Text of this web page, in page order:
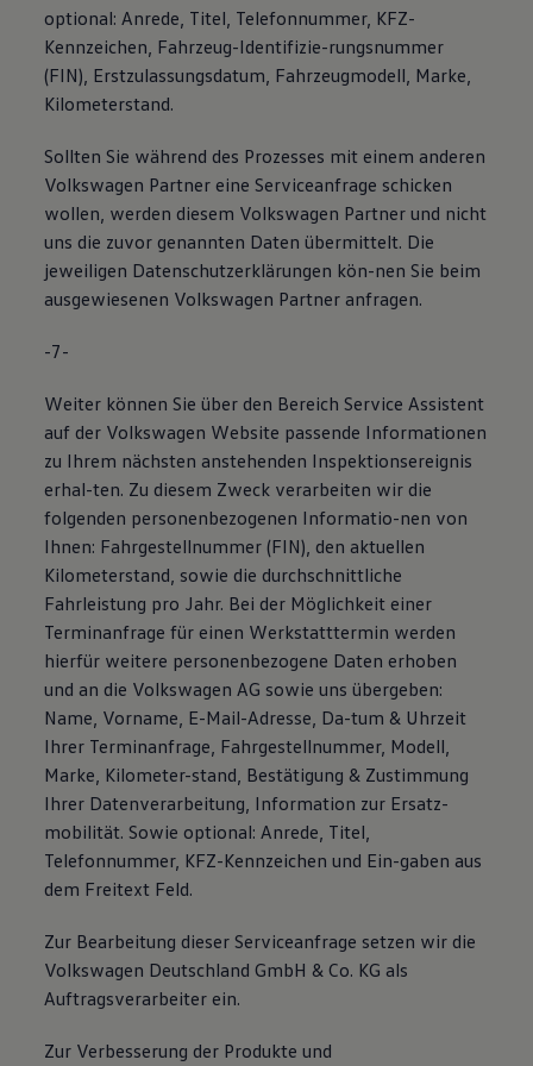
optional: Anrede, Titel, Telefonnummer, KFZ-
Kennzeichen, Fahrzeug-Identifizie-rungsnummer
(FIN), Erstzulassungsdatum, Fahrzeugmodell, Marke,
Kilometerstand.
Sollten Sie während des Prozesses mit einem anderen
Volkswagen Partner eine Serviceanfrage schicken
wollen, werden diesem Volkswagen Partner und nicht
uns die zuvor genannten Daten übermittelt. Die
jeweiligen Datenschutzerklärungen kön-nen Sie beim
ausgewiesenen Volkswagen Partner anfragen.
-7-
Weiter können Sie über den Bereich Service Assistent
auf der Volkswagen Website passende Informationen
zu Ihrem nächsten anstehenden Inspektionsereignis
erhal-ten. Zu diesem Zweck verarbeiten wir die
folgenden personenbezogenen Informatio-nen von
Ihnen: Fahrgestellnummer (FIN), den aktuellen
Kilometerstand, sowie die durchschnittliche
Fahrleistung pro Jahr. Bei der Möglichkeit einer
Terminanfrage für einen Werkstatttermin werden
hierfür weitere personenbezogene Daten erhoben
und an die Volkswagen AG sowie uns übergeben:
Name, Vorname, E-Mail-Adresse, Da-tum & Uhrzeit
Ihrer Terminanfrage, Fahrgestellnummer, Modell,
Marke, Kilometer-stand, Bestätigung & Zustimmung
Ihrer Datenverarbeitung, Information zur Ersatz-
mobilität. Sowie optional: Anrede, Titel,
Telefonnummer, KFZ-Kennzeichen und Ein-gaben aus
dem Freitext Feld.
Zur Bearbeitung dieser Serviceanfrage setzen wir die
Volkswagen Deutschland GmbH & Co. KG als
Auftragsverarbeiter ein.
Zur Verbesserung der Produkte und